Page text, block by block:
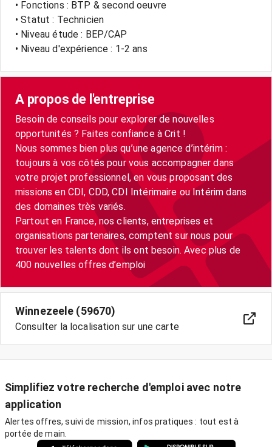
• Fonctions : BTP & second oeuvre
• Statut : Technicien
• Niveau étude : BEP/CAP
• Niveau d'expérience : 1-2 ans
A propos de l'entreprise
Besoin de conseils pour explorer de nouvelles
opportunités ? Faites confiance à Crit !
Nous sommes bien plus qu’une agence d’intérim :
toujours à vos côtés pour vous accompagner dans
votre projet professionnel, en vous proposant des
missions en CDI, CDD, CDI Intérimaire ou Intérim dans
des domaines très variés.
Partout en France, nos clients, entreprises et
organisations partenaires, comptent sur nous pour
trouver les talents dont ils ont besoin. Avec plus de
400 nouvelles offres d’emploi
Winnezeele (59670)
Consulter la localisation sur une carte
Simplifiez votre recherche d'emploi avec notre
application
Alertes offres, suivi de mission, infos pratiques : tout est à
portée de main.